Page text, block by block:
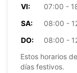
VI:
07:00 -
SA:
08:00 -
DO:
08:00 -
Estos horarios
días festivos.